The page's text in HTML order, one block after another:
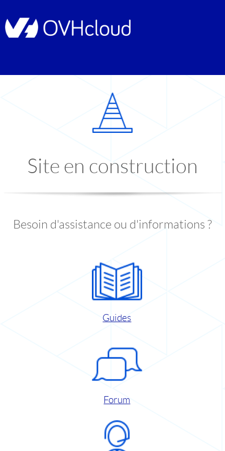
Site en construction
Besoin d'assistance ou d'informations ?
Guides
Forum